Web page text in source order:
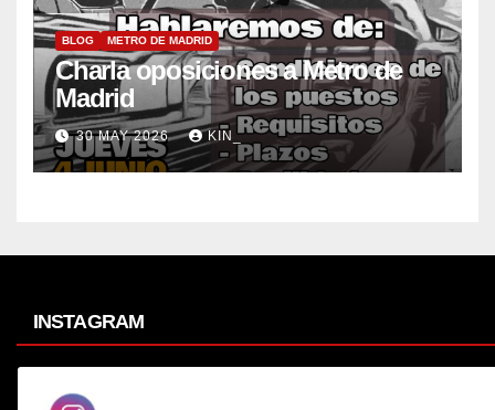
BLOG METRO DE MADRID
Charla oposiciones a Metro de
Madrid
30 MAY 2026 KIN_
INSTAGRAM